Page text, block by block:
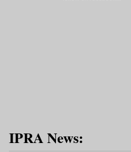
IPRA News: